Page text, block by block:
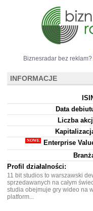
Biznesradar bez reklam?
INFORMACJE
Data
Liczba
Enterprise
Profil działalności:
11 bit studios to warszawski
sprzedawanych na całym
studia obejmuje gry wideo na
platform...